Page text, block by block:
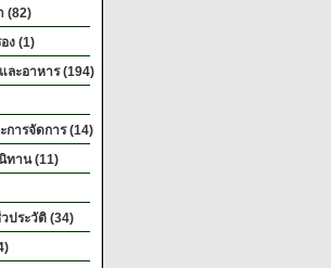
(82)
ง (1)
ละอาหาร (194)
การจัดการ (14)
ทาน (11)
ประวัติ (34)